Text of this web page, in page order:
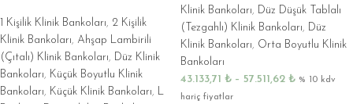
1 Kişilik Klinik Bankoları, 2 Kişilik
Klinik Bankoları, Ahşap Lambirili
(Çıtalı) Klinik Bankoları, Düz Klinik
Bankoları, Küçük Boyutlu Klinik
Bankoları, Küçük Klinik Bankoları, L
Klinik Bankoları, Düz Düşük Tablalı
(Tezgahlı) Klinik Bankoları, Düz
Klinik Bankoları, Orta Boyutlu Klinik
Bankoları
43.133,71 ₺ – 57.511,62 ₺ % 10 kdv
hariç fiyatlar